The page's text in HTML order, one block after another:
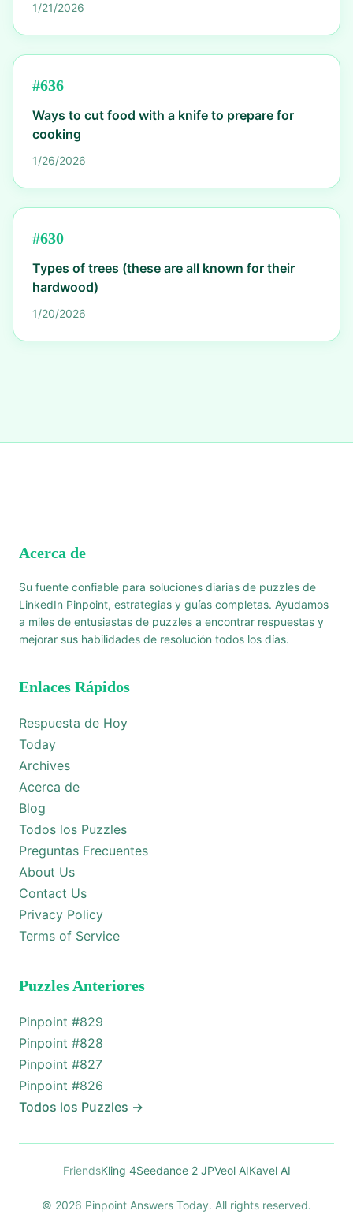
1/21/2026
#636
Ways to cut food with a knife to prepare for
cooking
1/26/2026
#630
Types of trees (these are all known for their
hardwood)
1/20/2026
Acerca de
Su fuente confiable para soluciones diarias de puzzles de
LinkedIn Pinpoint, estrategias y guías completas. Ayudamos
a miles de entusiastas de puzzles a encontrar respuestas y
mejorar sus habilidades de resolución todos los días.
Enlaces Rápidos
Respuesta de Hoy
Today
Archives
Acerca de
Blog
Todos los Puzzles
Preguntas Frecuentes
About Us
Contact Us
Privacy Policy
Terms of Service
Puzzles Anteriores
Pinpoint #829
Pinpoint #828
Pinpoint #827
Pinpoint #826
Todos los Puzzles →
FriendsKling 4Seedance 2 JPVeol AIKavel AI
© 2026 Pinpoint Answers Today. All rights reserved.